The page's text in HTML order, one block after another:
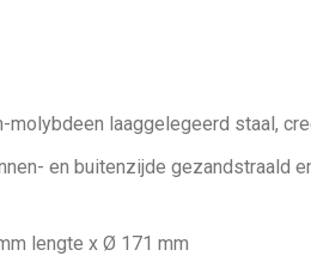
molybdeen laaggelegeerd staal,
en buitenzijde gezandstraald
lengte x Ø 171 mm